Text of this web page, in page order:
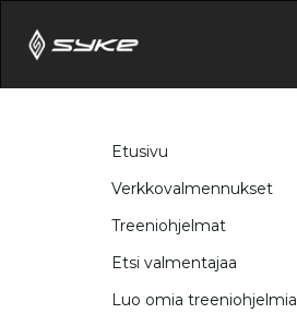
Etusivu
Verkkovalmennukset
Treeniohjelmat
Etsi valmentajaa
Luo omia treeniohjelmia